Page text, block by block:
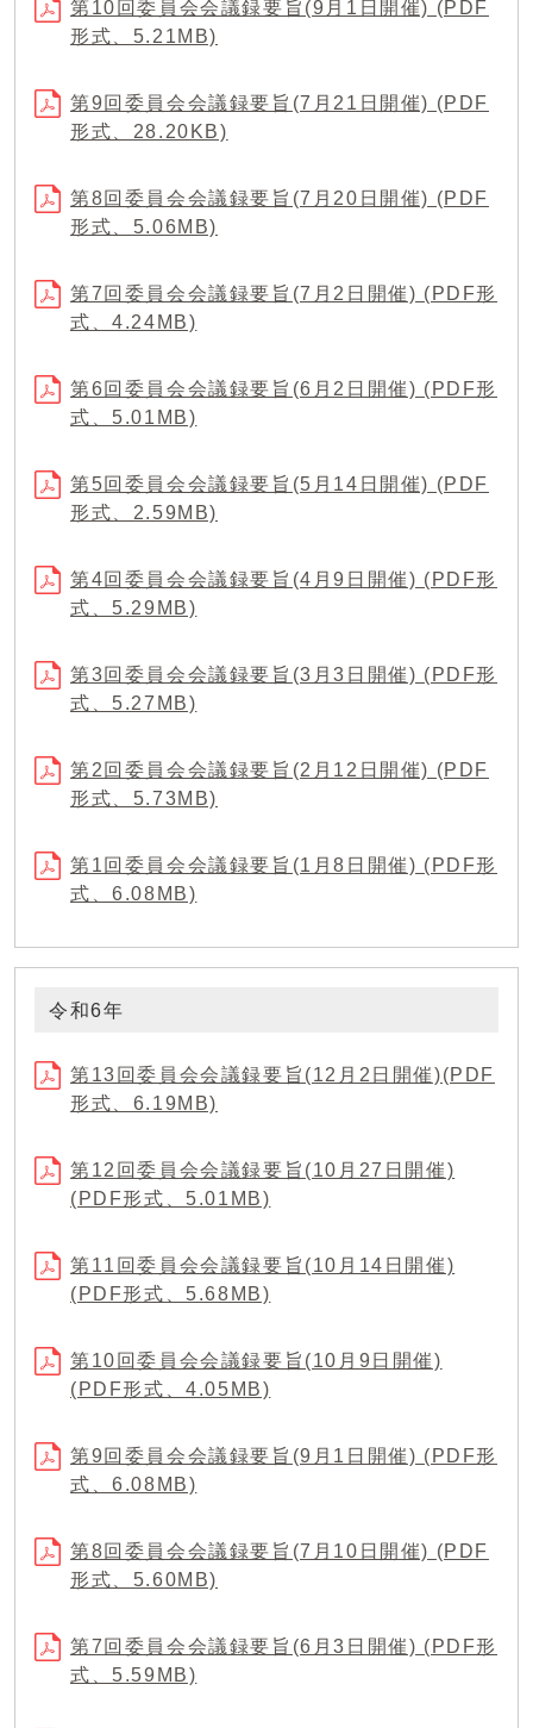
第10回委員会会議録要旨(9月1日開催) (PDF
形式、5.21MB)
第9回委員会会議録要旨(7月21日開催) (PDF
形式、28.20KB)
第8回委員会会議録要旨(7月20日開催) (PDF
形式、5.06MB)
第7回委員会会議録要旨(7月2日開催) (PDF形
式、4.24MB)
第6回委員会会議録要旨(6月2日開催) (PDF形
式、5.01MB)
第5回委員会会議録要旨(5月14日開催) (PDF
形式、2.59MB)
第4回委員会会議録要旨(4月9日開催) (PDF形
式、5.29MB)
第3回委員会会議録要旨(3月3日開催) (PDF形
式、5.27MB)
第2回委員会会議録要旨(2月12日開催) (PDF
形式、5.73MB)
第1回委員会会議録要旨(1月8日開催) (PDF形
式、6.08MB)
令和6年
第13回委員会会議録要旨(12月2日開催)(PDF
形式、6.19MB)
第12回委員会会議録要旨(10月27日開催)
(PDF形式、5.01MB)
第11回委員会会議録要旨(10月14日開催)
(PDF形式、5.68MB)
第10回委員会会議録要旨(10月9日開催)
(PDF形式、4.05MB)
第9回委員会会議録要旨(9月1日開催) (PDF形
式、6.08MB)
第8回委員会会議録要旨(7月10日開催) (PDF
形式、5.60MB)
第7回委員会会議録要旨(6月3日開催) (PDF形
式、5.59MB)